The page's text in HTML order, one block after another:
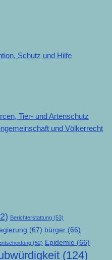
Schutz und Hilfe
Tier- und Artenschutz
und Völkerrecht
Berichterstattung (53)
(67) bürger (66)
(52) Epidemie (66)
(124)